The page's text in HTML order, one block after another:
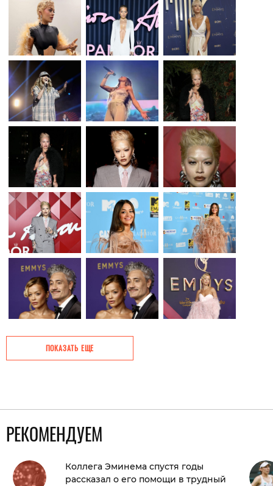
ПОКАЗАТЬ ЕЩЕ
РЕКОМЕНДУЕМ
Коллега Эминема спустя годы
рассказал о его помощи в трудный